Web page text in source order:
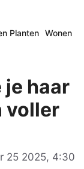
Planten Wonen
je haar
voller
25 2025, 4:30